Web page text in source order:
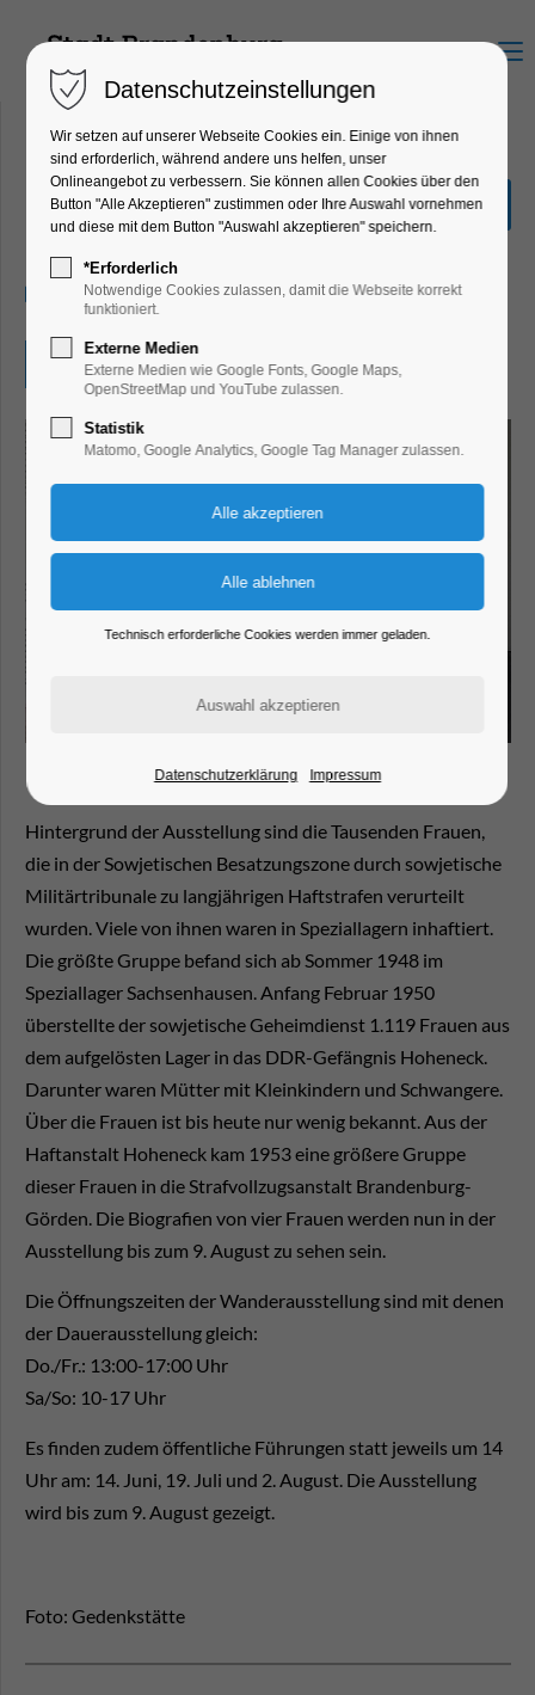
Menu
Ausstellung"frauenHAFT"
Ausstellung
25.07.2026, 10:00–17:00
Eintritt frei
Hintergrund der Ausstellung sind die Tausenden Frauen,
die in der Sowjetischen Besatzungszone durch sowjetische
Militärtribunale zu langjährigen Haftstrafen verurteilt
wurden. Viele von ihnen waren in Speziallagern inhaftiert.
Die größte Gruppe befand sich ab Sommer 1948 im
Speziallager Sachsenhausen. Anfang Februar 1950
überstellte der sowjetische Geheimdienst 1.119 Frauen aus
dem aufgelösten Lager in das DDR-Gefängnis Hoheneck.
Darunter waren Mütter mit Kleinkindern und Schwangere.
Über die Frauen ist bis heute nur wenig bekannt. Aus der
Haftanstalt Hoheneck kam 1953 eine größere Gruppe
dieser Frauen in die Strafvollzugsanstalt Brandenburg-
Görden. Die Biografien von vier Frauen werden nun in der
Ausstellung bis zum 9. August zu sehen sein.
Die Öffnungszeiten der Wanderausstellung sind mit denen
der Dauerausstellung gleich:
Do./Fr.: 13:00-17:00 Uhr
Sa/So: 10-17 Uhr
Es finden zudem öffentliche Führungen statt jeweils um 14
Uhr am: 14. Juni, 19. Juli und 2. August. Die Ausstellung
wird bis zum 9. August gezeigt.
Foto: Gedenkstätte
Datenschutzeinstellungen
Wir setzen auf unserer Webseite Cookies ein. Einige von ihnen
sind erforderlich, während andere uns helfen, unser
Onlineangebot zu verbessern. Sie können allen Cookies über den
Button "Alle Akzeptieren" zustimmen oder Ihre Auswahl vornehmen
und diese mit dem Button "Auswahl akzeptieren" speichern.
*Erforderlich
Notwendige Cookies zulassen, damit die Webseite korrekt
funktioniert.
Externe Medien
Externe Medien wie Google Fonts, Google Maps,
OpenStreetMap und YouTube zulassen.
Statistik
Matomo, Google Analytics, Google Tag Manager zulassen.
Technisch erforderliche Cookies werden immer geladen.
Datenschutzerklärung Impressum